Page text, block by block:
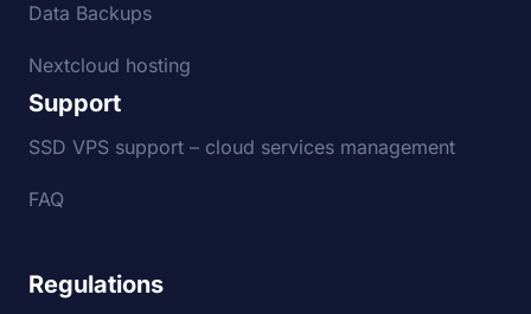
Data Backups
Nextcloud hosting
Support
SSD VPS support – cloud services management
FAQ
Regulations